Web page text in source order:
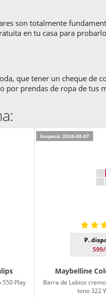
son totalmente
en tu casa para
que tener un cheque de
por prendas de ropa de
Play
Empezó: 2026-08-07
P.
Maybelline
Barra de Labios
tono 322